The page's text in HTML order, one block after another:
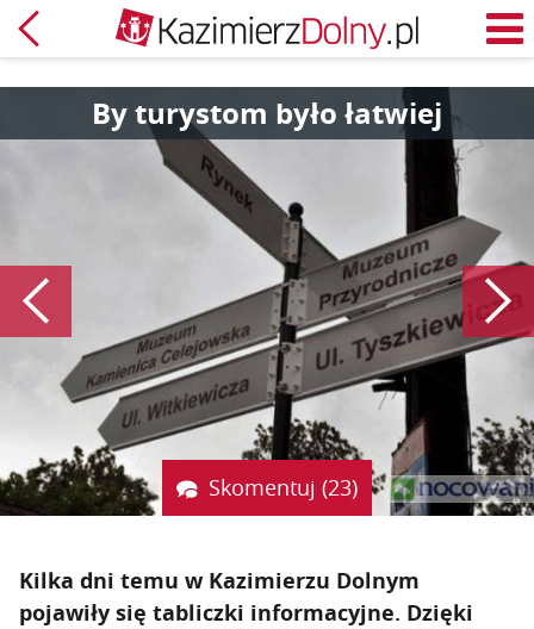
Powrót
By turystom było łatwiej
Poprzedni
Skomentuj (23)
Kilka dni temu w Kazimierzu Dolnym
pojawiły się tabliczki informacyjne. Dzięki